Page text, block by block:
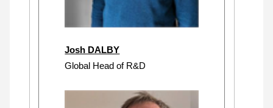
Josh DALBY
Global Head of R&D